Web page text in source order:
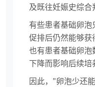
及既往妊娠史综合
有些患者基础卵
促排后仍然能够获
也有患者基础卵
下降而影响后续培
因此，"卵泡少还